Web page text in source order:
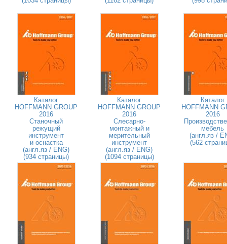
Каталог
HOFFMANN GROUP
2016
Станочный
режущий
инструмент
и оснастка
(англ.яз / ENG)
(934 страницы)
Каталог
HOFFMANN GROUP
2016
Слесарно-
монтажный и
мерительный
инструмент
(англ.яз / ENG)
(1094 страницы)
Каталог
HOFFMANN
2016
мебель
(англ.яз /
(562